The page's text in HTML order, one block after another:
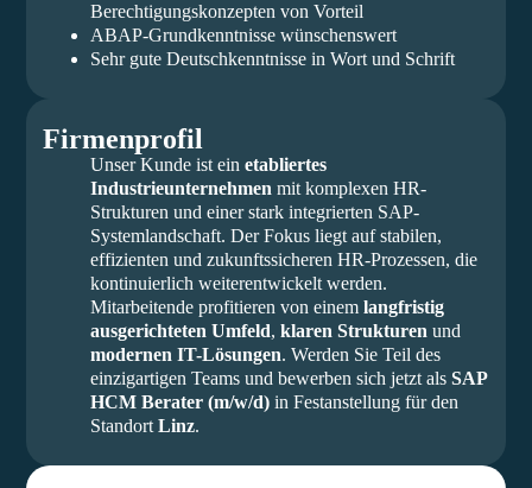
Berechtigungskonzepten von Vorteil
ABAP-Grundkenntnisse wünschenswert
Sehr gute Deutschkenntnisse in Wort und Schrift
Firmenprofil
Unser Kunde ist ein etabliertes
Industrieunternehmen mit komplexen HR-
Strukturen und einer stark integrierten SAP-
Systemlandschaft. Der Fokus liegt auf stabilen,
effizienten und zukunftssicheren HR-Prozessen, die
kontinuierlich weiterentwickelt werden.
Mitarbeitende profitieren von einem langfristig
ausgerichteten Umfeld, klaren Strukturen und
modernen IT-Lösungen. Werden Sie Teil des
einzigartigen Teams und bewerben sich jetzt als SAP
HCM Berater (m/w/d)in Festanstellung für den
Standort Linz.